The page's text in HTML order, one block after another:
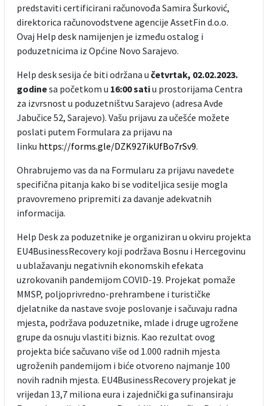
predstaviti certificirani računovođa Samira Šurković,
direktorica računovodstvene agencije AssetFin d.o.o.
Ovaj Help desk namijenjen je između ostalog i
poduzetnicima iz Općine Novo Sarajevo.
Help desk sesija će biti održana u četvrtak, 02.02.2023.
godinesa početkom u 16:00 satiu prostorijama Centra
za izvrsnost u poduzetništvu Sarajevo (adresa Avde
Jabučice 52, Sarajevo). Vašu prijavu za učešće možete
poslati putem Formulara za prijavu na
linku https://forms.gle/DZK927ikUfBo7rSv9.
Ohrabrujemo vas da na Formularu za prijavu navedete
specifična pitanja kako bi se voditeljica sesije mogla
pravovremeno pripremiti za davanje adekvatnih
informacija.
Help Desk za poduzetnike je organiziran u okviru projekta
EU4BusinessRecovery koji podržava Bosnu i Hercegovinu
u ublažavanju negativnih ekonomskih efekata
uzrokovanih pandemijom COVID-19. Projekat pomaže
MMSP, poljoprivredno-prehrambene i turističke
djelatnike da nastave svoje poslovanje i sačuvaju radna
mjesta, podržava poduzetnike, mlade i druge ugrožene
grupe da osnuju vlastiti biznis. Kao rezultat ovog
projekta biće sačuvano više od 1.000 radnih mjesta
ugroženih pandemijom i biće otvoreno najmanje 100
novih radnih mjesta. EU4BusinessRecovery projekat je
vrijedan 13,7 miliona eura i zajednički ga sufinansiraju